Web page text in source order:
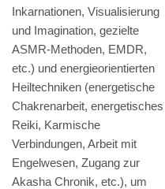
Inkarnationen, Visualisierung
und Imagination, gezielte
ASMR-Methoden, EMDR,
etc.) und energieorientierten
Heiltechniken (energetische
Chakrenarbeit, energetisches
Reiki, Karmische
Verbindungen, Arbeit mit
Engelwesen, Zugang zur
Akasha Chronik, etc.), um